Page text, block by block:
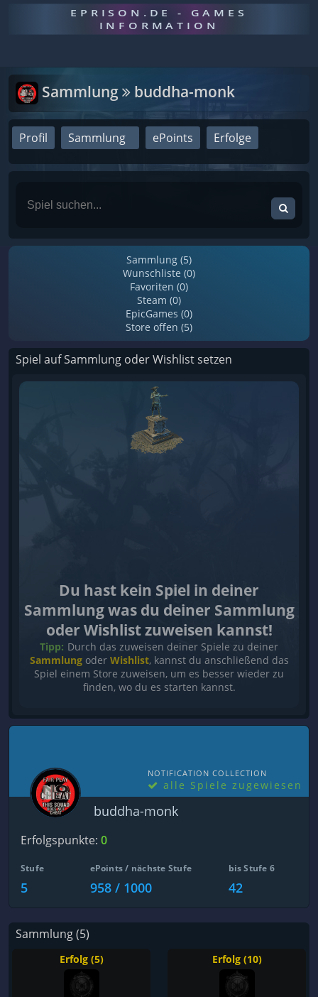
EPRISON.DE - GAMES
INFORMATION
Sammlung buddha-monk
Profil Sammlung ePoints Erfolge
Sammlung (5)
Wunschliste (0)
Favoriten (0)
Steam (0)
EpicGames (0)
Store offen (5)
Spiel auf Sammlung oder Wishlist setzen
Du hast kein Spiel in deiner
Sammlung was du deiner Sammlung
oder Wishlist zuweisen kannst!
Tipp: Durch das zuweisen deiner Spiele zu deiner
Sammlungoder Wishlist, kannst du anschließend das
Spiel einem Store zuweisen, um es besser wieder zu
finden, wo du es starten kannst.
NOTIFICATION COLLECTION
alle Spiele zugewiesen
buddha-monk
Erfolgspunkte: 0
Stufe
5
ePoints / nächste Stufe
958 / 1000
bis Stufe 6
42
Sammlung (5)
Erfolg (5) Erfolg (10)